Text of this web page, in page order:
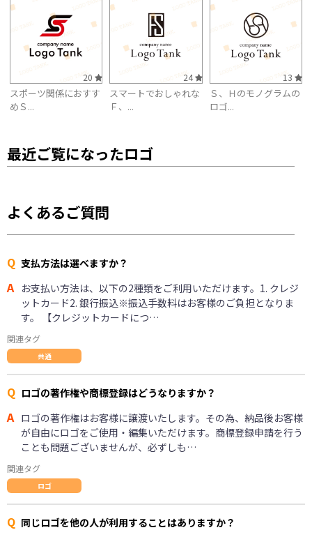
20
スポーツ関係におすす
めＳ...
24
スマートでおしゃれな
Ｆ、...
13
Ｓ、Ｈのモノグラムの
ロゴ...
最近ご覧になったロゴ
よくあるご質問
Q 支払方法は選べますか？
A お支払い方法は、以下の2種類をご利用いただけます。1. クレジ
ットカード2. 銀行振込※振込手数料はお客様のご負担となりま
す。 【クレジットカードにつ…
関連タグ
共通
Q ロゴの著作権や商標登録はどうなりますか？
A ロゴの著作権はお客様に譲渡いたします。その為、納品後お客様
が自由にロゴをご使用・編集いただけます。商標登録申請を行う
ことも問題ございませんが、必ずしも…
関連タグ
ロゴ
Q 同じロゴを他の人が利用することはありますか？